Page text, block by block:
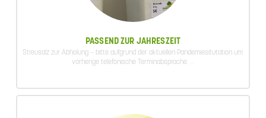
PASSEND ZUR JAHRESZEIT
Streusalz zur Abholung – bitte aufgrund der aktuellen Pandemiesitutation um
vorherige telefonische Terminabsprache. ...